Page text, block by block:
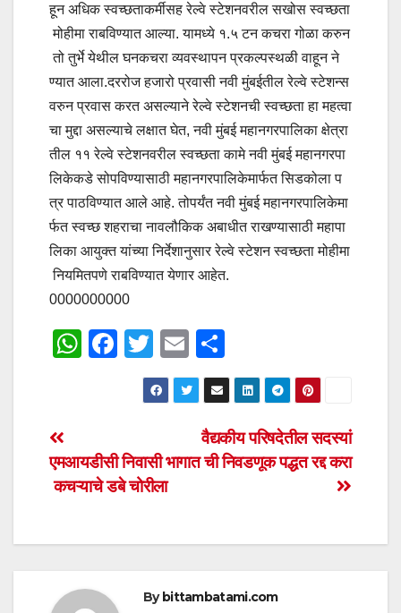
हून अधिक स्वच्छताकर्मीसह रेल्वे स्टेशनवरील सखोस स्वच्छता
मोहीमा राबविण्यात आल्या. यामध्ये १.५ टन कचरा गोळा करुन
तो तुर्भे येथील घनकचरा व्यवस्थापन प्रकल्पस्थळी वाहून ने
ण्यात आला.दररोज हजारो प्रवासी नवी मुंबईतील रेल्वे स्टेशन्स
वरुन प्रवास करत असल्याने रेल्वे स्टेशनची स्वच्छता हा महत्वा
चा मुद्दा असल्याचे लक्षात घेत, नवी मुंबई महानगरपालिका क्षेत्रा
तील ११ रेल्वे स्टेशनवरील स्वच्छता कामे नवी मुंबई महानगरपा
लिकेकडे सोपविण्यासाठी महानगरपालिकेमार्फत सिडकोला प
त्र पाठविण्यात आले आहे. तोपर्यंत नवी मुंबई महानगरपालिकेमा
र्फत स्वच्छ शहराचा नावलौकिक अबाधीत राखण्यासाठी महापा
लिका आयुक्त यांच्या निर्देशानुसार रेल्वे स्टेशन स्वच्छता मोहीमा
नियमितपणे राबविण्यात येणार आहेत.
0000000000
W
A
p
F
b
o
k
T
wi
tt
E
m
ail
h
ar
e
Post
navigation
वैद्यकीय परिषदेतील सदस्यां
ची निवडणूक पद्धत रद्द करा
एमआयडीसी निवासी भागात
कचऱ्याचे डबे चोरीला
Bybittambatami.com